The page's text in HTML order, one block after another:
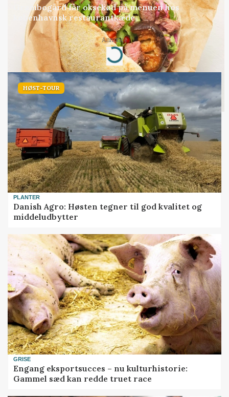
Grambogård får oksekød på menuen hos
københavnsk restaurantkæde
Annonce
Loading...
HØST-TOUR
PLANTER
Danish Agro: Høsten tegner til god kvalitet og
middeludbytter
GRISE
Engang eksportsucces – nu kulturhistorie:
Gammel sæd kan redde truet race